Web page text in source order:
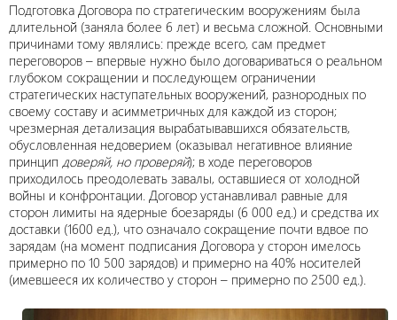
Подготовка Договора по стратегическим вооружениям была
длительной (заняла более 6 лет) и весьма сложной. Основными
причинами тому являлись: прежде всего, сам предмет
переговоров – впервые нужно было договариваться о реальном
глубоком сокращении и последующем ограничении
стратегических наступательных вооружений, разнородных по
своему составу и асимметричных для каждой из сторон;
чрезмерная детализация вырабатывавшихся обязательств,
обусловленная недоверием (оказывал негативное влияние
принцип доверяй, но проверяй); в ходе переговоров
приходилось преодолевать завалы, оставшиеся от холодной
войны и конфронтации. Договор устанавливал равные для
сторон лимиты на ядерные боезаряды (6 000 ед.) и средства их
доставки (1600 ед.), что означало сокращение почти вдвое по
зарядам (на момент подписания Договора у сторон имелось
примерно по 10 500 зарядов) и примерно на 40% носителей
(имевшееся их количество у сторон – примерно по 2500 ед.).